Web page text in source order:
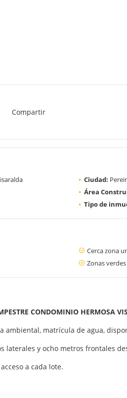
Compartir
Ciudad:
Área
Tipo de
Cerca zona
Zonas verdes
CONDOMINIO HERMOSA
ambiental, matrícula de agua,
laterales y ocho metros frontales
a cada lote.